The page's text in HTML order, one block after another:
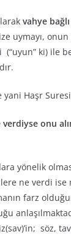
vahye
uymayı, onun
ki) ile
yani Haşr
onu
yönelik
ne verdi ise
farz
söz,